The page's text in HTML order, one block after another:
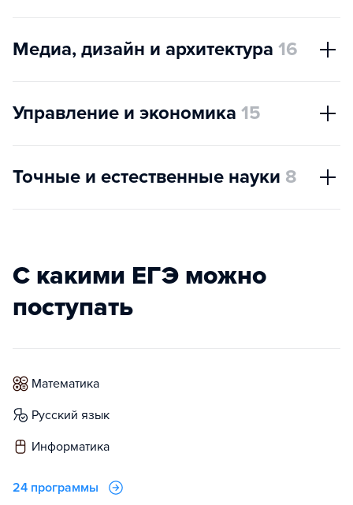
Медиа, дизайн и архитектура 16
Управление и экономика 15
Точные и естественные науки 8
С какими ЕГЭ можно
поступать
математика
русский язык
информатика
24 программы